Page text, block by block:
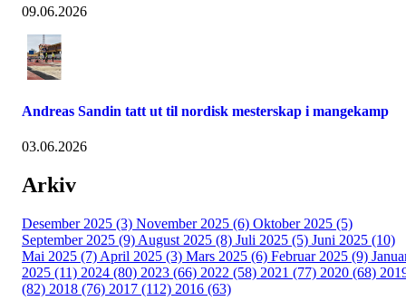
09.06.2026
Andreas Sandin tatt ut til nordisk mesterskap i mangekamp
03.06.2026
Arkiv
Desember 2025 (3) November 2025 (6) Oktober 2025 (5)
September 2025 (9) August 2025 (8) Juli 2025 (5) Juni 2025 (10)
Mai 2025 (7) April 2025 (3) Mars 2025 (6) Februar 2025 (9)
2025 (11) 2024 (80) 2023 (66) 2022 (58) 2021 (77) 2020 (68)
(82) 2018 (76) 2017 (112) 2016 (63)